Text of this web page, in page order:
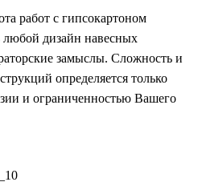
работ с гипсокартоном
любой дизайн навесных
замыслы. Сложность и
определяется только
и ограниченностью Вашего